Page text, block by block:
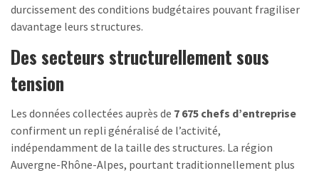
durcissement des conditions budgétaires pouvant fragiliser
davantage leurs structures.
Des secteurs structurellement sous
tension
Les données collectées auprès de 7 675 chefs d’entreprise
confirment un repli généralisé de l’activité,
indépendamment de la taille des structures. La région
Auvergne-Rhône-Alpes, pourtant traditionnellement plus